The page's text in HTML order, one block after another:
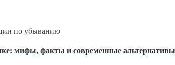
по убыванию
мифы, факты и современные альтернативы